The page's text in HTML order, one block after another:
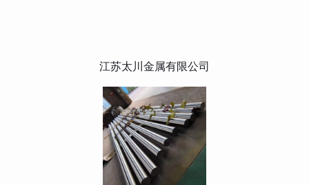
江苏太川金属有限公司